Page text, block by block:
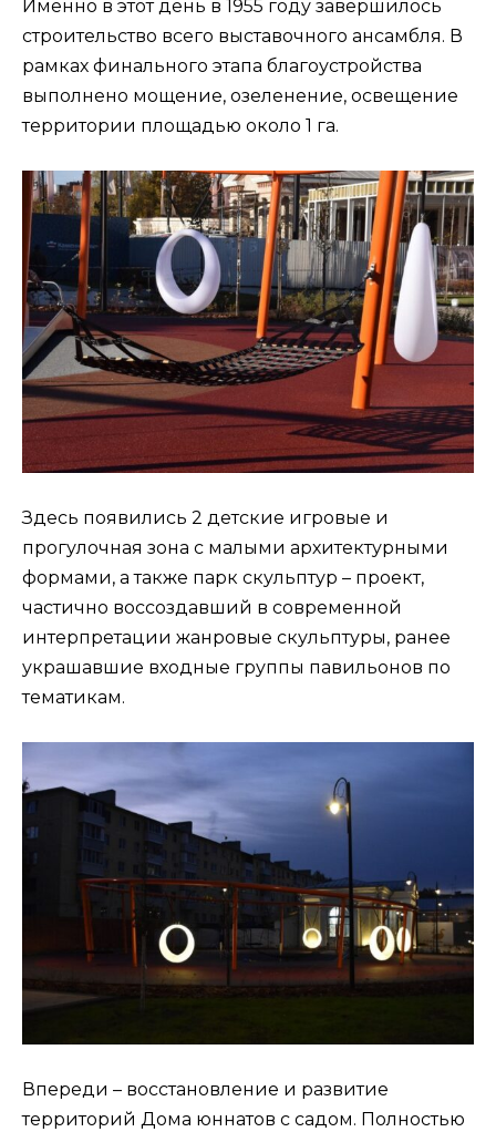
Именно в этот день в 1955 году завершилось
строительство всего выставочного ансамбля. В
рамках финального этапа благоустройства
выполнено мощение, озеленение, освещение
территории площадью около 1 га.
Здесь появились 2 детские игровые и
прогулочная зона с малыми архитектурными
формами, а также парк скульптур – проект,
частично воссоздавший в современной
интерпретации жанровые скульптуры, ранее
украшавшие входные группы павильонов по
тематикам.
Впереди – восстановление и развитие
территорий Дома юннатов с садом. Полностью